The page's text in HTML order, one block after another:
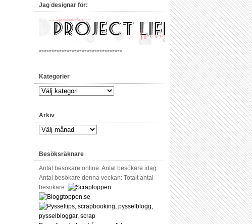
Jag designar för:
*********************************
Kategorier
Arkiv
Besöksräknare
Antal besökare online:Antal besökare idag:
Antal besökare denna veckan: Totalt antal
besökare: